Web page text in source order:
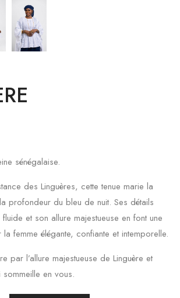
sénégalaise.
des Linguères, cette tenue marie la
profondeur du bleu de nuit. Ses détails
et son allure majestueuse en font une
femme élégante, confiante et intemporelle.
par l’allure majestueuse de Linguère et
en vous.